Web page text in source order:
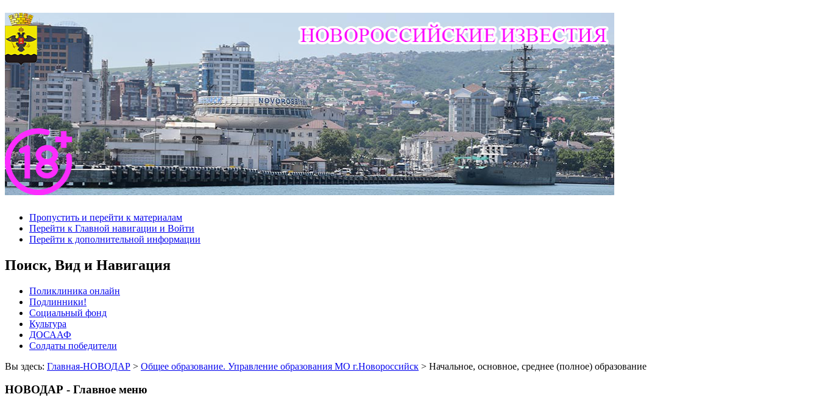
Пропустить и перейти к материалам
Перейти к Главной навигации и Войти
Перейти к дополнительной информации
Поиск, Вид и Навигация
Поликлиника онлайн
Подлинники!
Социальный фонд
Культура
ДОСААФ
Солдаты победители
Вы здесь: Главная-НОВОДАР > Общее образование. Управление образования МО г.Новороссийск > Начальное, основное, среднее (полное) образование
НОВОДАР - Главное меню